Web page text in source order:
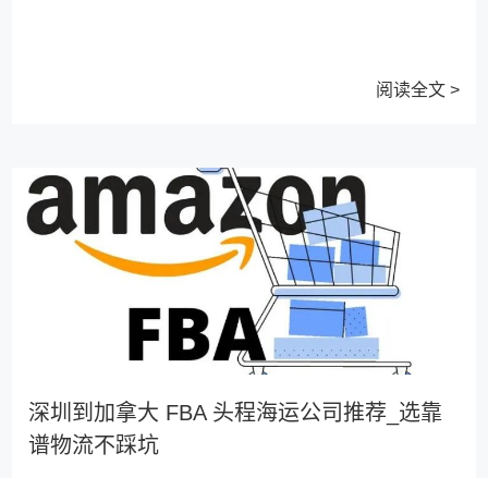
阅读全文 >
深圳到加拿大 FBA 头程海运公司推荐_选靠
谱物流不踩坑